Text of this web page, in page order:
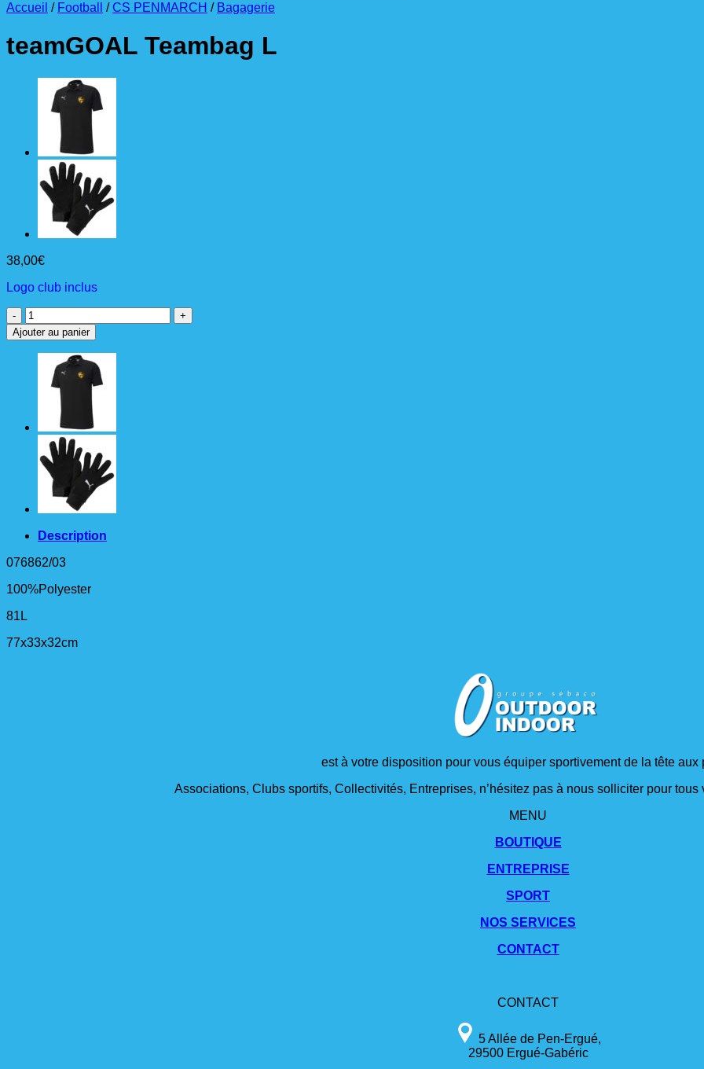
Accueil / Football / CS PENMARCH / Bagagerie
teamGOAL Teambag L
38,00€
Logo club inclus
quantité
de
teamGOAL
Teambag
Ajouter au panier
Description
076862/03
100%Polyester
81L
77x33x32cm
est à votre disposition pour vous équiper sportivement de la tête aux
Associations, Clubs sportifs, Collectivités, Entreprises, n’hésitez pas à nous solliciter pour
MENU
BOUTIQUE
ENTREPRISE
SPORT
NOS SERVICES
CONTACT
CONTACT
5 Allée de Pen-Ergué,
29500 Ergué-Gabéric